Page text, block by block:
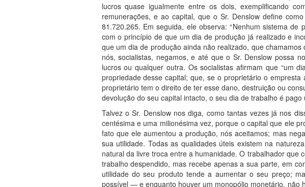
lucros quase igualmente entre os dois, exemplificando
remunerações, e ao capital, que o Sr. Denslow define
81.720.265. Em seguida, ele observa: “Nenhum sistema
com o princípio de que um dia de produção já realizado e
que um dia de produção ainda não realizado, que
nós, socialistas, negamos, e até que o Sr. Denslow possa
lucros ou qualquer outra. Os socialistas afirmam que “um
propriedade desse capital; que, se o proprietário o
proprietário tem o direito de ter esse dano, destruição ou
devolução do seu capital intacto, o seu dia de trabalho é pago
Talvez o Sr. Denslow nos diga, como tantas vezes já nos
centésima e uma milionésima vez, porque o capital que ele
fato que ele aumentou a produção, nós aceitamos; mas
sua utilidade. Todas as qualidades úteis existem na
natural da livre troca entre a humanidade. O trabalhador
trabalho despendido, mas recebe apenas a sua parte, em
utilidade do seu produto tende a aumentar o seu preço;
possível — e enquanto houver um monopólio monetário,